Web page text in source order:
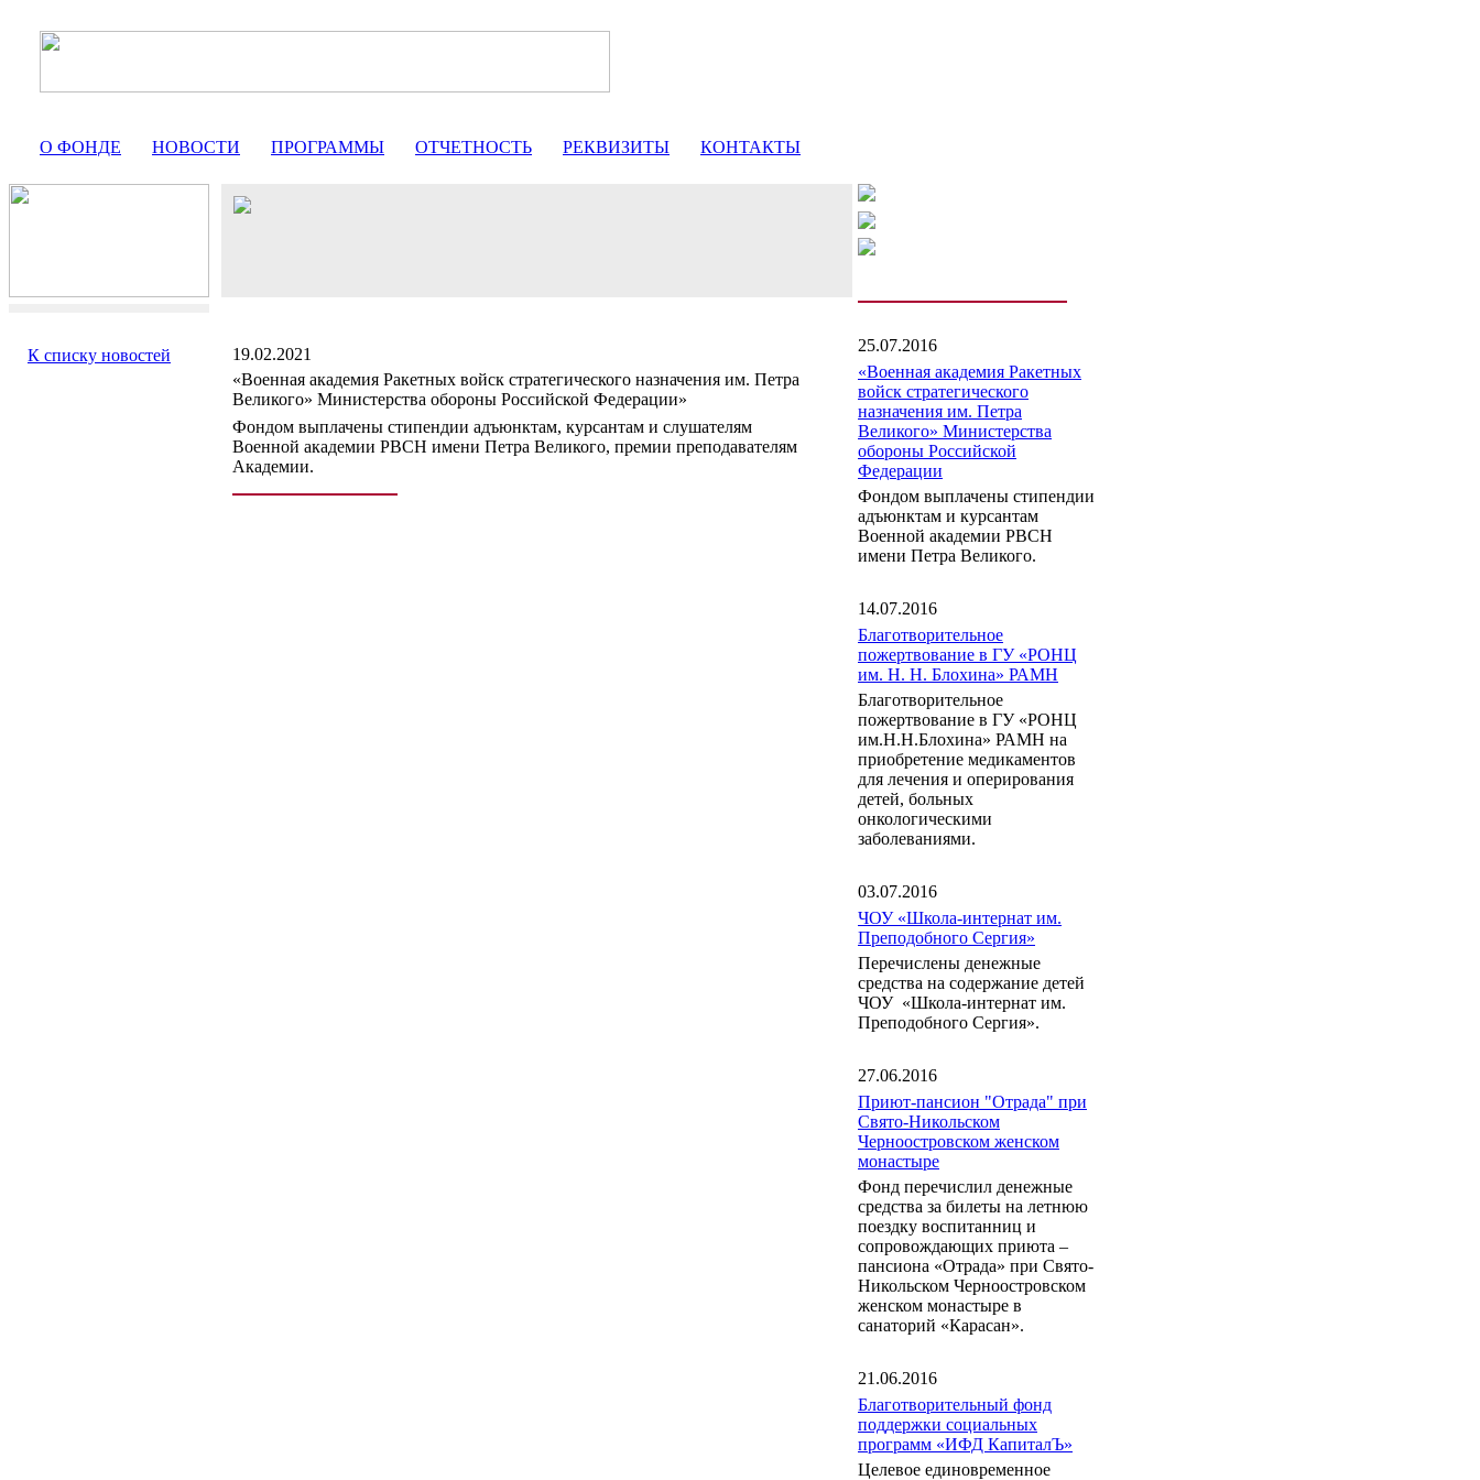
О ФОНДЕ НОВОСТИ ПРОГРАММЫ ОТЧЕТНОСТЬ РЕКВИЗИТЫ КОНТАКТЫ
К списку новостей
19.02.2021
«Военная академия Ракетных войск стратегического назначения им. Петра
Великого» Министерства обороны Российской Федерации»
Фондом выплачены стипендии адъюнктам, курсантам и слушателям
Военной академии РВСН имени Петра Великого, премии преподавателям
Академии.
25.07.2016
«Военная академия Ракетных
войск стратегического
назначения им. Петра
Великого» Министерства
обороны Российской
Федерации
Фондом выплачены стипендии
адъюнктам и курсантам
Военной академии РВСН
имени Петра Великого.
14.07.2016
Благотворительное
пожертвование в ГУ «РОНЦ
им. Н. Н. Блохина» РАМН
Благотворительное
пожертвование в ГУ «РОНЦ
им.Н.Н.Блохина» РАМН на
приобретение медикаментов
для лечения и оперирования
детей, больных
онкологическими
заболеваниями.
03.07.2016
ЧОУ «Школа-интернат им.
Преподобного Сергия»
Перечислены денежные
средства на содержание детей
ЧОУ «Школа-интернат им.
Преподобного Сергия».
27.06.2016
Приют-пансион "Отрада" при
Свято-Никольском
Черноостровском женском
монастыре
Фонд перечислил денежные
средства за билеты на летнюю
поездку воспитанниц и
сопровождающих приюта –
пансиона «Отрада» при Свято-
Никольском Черноостровском
женском монастыре в
санаторий «Карасан».
21.06.2016
Благотворительный фонд
поддержки социальных
программ «ИФД КапиталЪ»
Целевое единовременное